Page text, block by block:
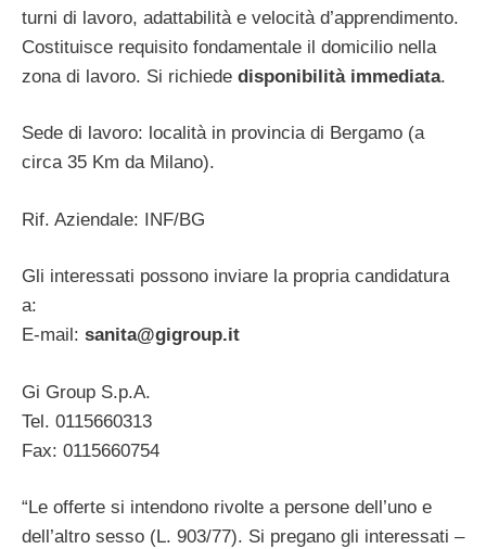
turni di lavoro, adattabilità e velocità d’apprendimento.
Costituisce requisito fondamentale il domicilio nella
zona di lavoro. Si richiede disponibilità immediata.
Sede di lavoro: località in provincia di Bergamo (a
circa 35 Km da Milano).
Rif. Aziendale: INF/BG
Gli interessati possono inviare la propria candidatura
a:
E-mail: sanita@gigroup.it
Gi Group S.p.A.
Tel. 0115660313
Fax: 0115660754
“Le offerte si intendono rivolte a persone dell’uno e
dell’altro sesso (L. 903/77). Si pregano gli interessati –